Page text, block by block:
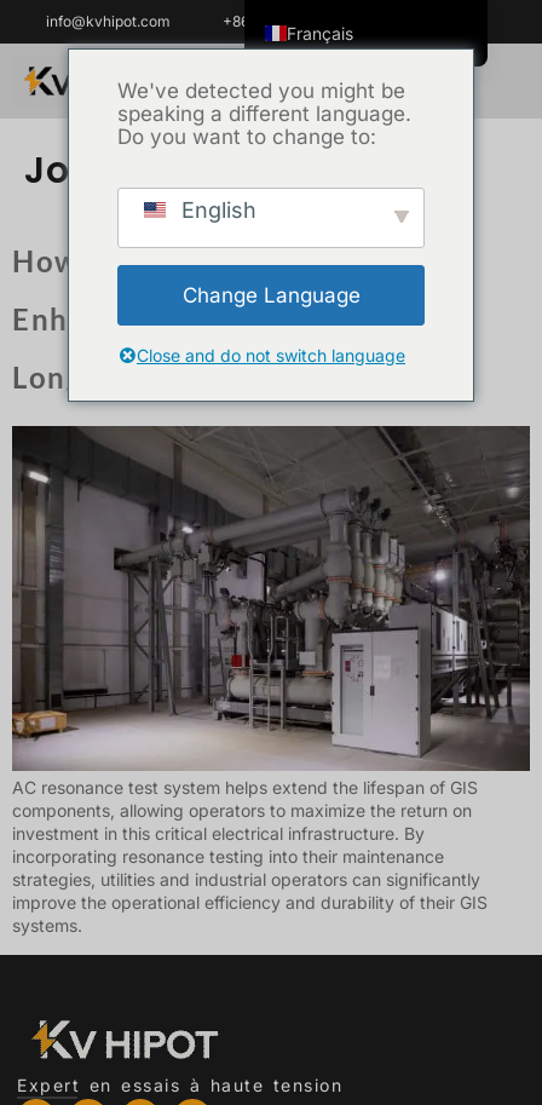
info@kvhipot.com +86 18062060691
Jour :
How AC Resonance Testing
Enhances GIS Reliability and
Longevity
AC resonance test system helps extend the lifespan of GIS
components, allowing operators to maximize the return on
investment in this critical electrical infrastructure. By
incorporating resonance testing into their maintenance
strategies, utilities and industrial operators can significantly
improve the operational efficiency and durability of their GIS
systems.
Expert en essais à haute tension
We've detected you might be
speaking a different language.
Do you want to change to:
English
Change Language
Close and do not switch language
Français
ไทย
Tiếng Việt
العربية
Español
한국어
Español de Colombia
Español de México
Português
Türkçe
Čeština
Español de Argentina
Slovenčina
Dansk
Polski
Deutsch
Svenska
Ελληνικά
O‘zbekcha
Bahasa Indonesia